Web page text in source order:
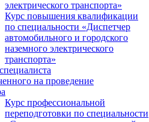
электрического транспорта»
Курс повышения квалификации
по специальности «Диспетчер
автомобильного и городского
наземного электрического
транспорта»
на проведение
Курс профессиональной
переподготовки по специальности